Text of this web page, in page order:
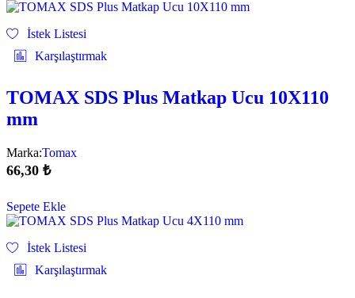
İstek Listesi
Karşılaştırmak
TOMAX SDS Plus Matkap Ucu 10X110
mm
Marka:Tomax
66,30 ₺
Sepete Ekle
İstek Listesi
Karşılaştırmak